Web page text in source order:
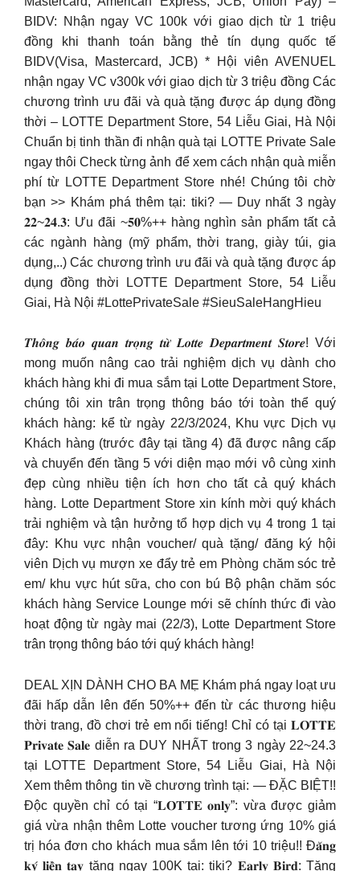
BIDV: Nhận ngay VC 100k với giao dịch từ 1 triệu
đồng khi thanh toán bằng thẻ tín dụng quốc tế
BIDV(Visa, Mastercard, JCB) * Hội viên AVENUEL
nhận ngay VC v300k với giao dịch từ 3 triệu đồng Các
chương trình ưu đãi và quà tặng được áp dụng đồng
thời – LOTTE Department Store, 54 Liễu Giai, Hà Nội
Chuẩn bị tinh thần đi nhận quà tại LOTTE Private Sale
ngay thôi Check từng ảnh để xem cách nhận quà miễn
phí từ LOTTE Department Store nhé! Chúng tôi chờ
bạn >> Khám phá thêm tại: tiki? — Duy nhất 3 ngày
𝟐𝟐~𝟐𝟒.𝟑: Ưu đãi ~𝟓𝟎%++ hàng nghìn sản phẩm tất cả
các ngành hàng (mỹ phẩm, thời trang, giày túi, gia
dụng,..) Các chương trình ưu đãi và quà tặng được áp
dụng đồng thời LOTTE Department Store, 54 Liễu
Giai, Hà Nội #LottePrivateSale #SieuSaleHangHieu
𝑻𝒉𝒐̂𝒏𝒈 𝒃𝒂́𝒐 𝒒𝒖𝒂𝒏 𝒕𝒓𝒐̣𝒏𝒈 𝒕𝒖̛̀ 𝑳𝒐𝒕𝒕𝒆 𝑫𝒆𝒑𝒂𝒓𝒕𝒎𝒆𝒏𝒕 𝑺𝒕𝒐𝒓𝒆! Với
mong muốn nâng cao trải nghiệm dịch vụ dành cho
khách hàng khi đi mua sắm tại Lotte Department Store,
chúng tôi xin trân trọng thông báo tới toàn thể quý
khách hàng: kể từ ngày 22/3/2024, Khu vực Dịch vụ
Khách hàng (trước đây tại tầng 4) đã được nâng cấp
và chuyển đến tầng 5 với diện mạo mới vô cùng xinh
đẹp cùng nhiều tiện ích hơn cho tất cả quý khách
hàng. Lotte Department Store xin kính mời quý khách
trải nghiệm và tận hưởng tổ hợp dịch vụ 4 trong 1 tại
đây: Khu vực nhận voucher/ quà tặng/ đăng ký hội
viên Dịch vụ mượn xe đẩy trẻ em Phòng chăm sóc trẻ
em/ khu vực hút sữa, cho con bú Bộ phận chăm sóc
khách hàng Service Lounge mới sẽ chính thức đi vào
hoạt động từ ngày mai (22/3), Lotte Department Store
trân trọng thông báo tới quý khách hàng!
DEAL XỊN DÀNH CHO BA MẸ Khám phá ngay loạt ưu
đãi hấp dẫn lên đến 50%++ đến từ các thương hiệu
thời trang, đồ chơi trẻ em nổi tiếng! Chỉ có tại 𝐋𝐎𝐓𝐓𝐄
𝐏𝐫𝐢𝐯𝐚𝐭𝐞 𝐒𝐚𝐥𝐞 diễn ra DUY NHẤT trong 3 ngày 22~24.3
tại LOTTE Department Store, 54 Liễu Giai, Hà Nội
Xem thêm thông tin về chương trình tại: — ĐẶC BIỆT!!
Độc quyền chỉ có tại “𝐋𝐎𝐓𝐓𝐄 𝐨𝐧𝐥𝐲”: vừa được giảm
giá vừa nhận thêm Lotte voucher tương ứng 10% giá
trị hóa đơn cho khách mua sắm lên tới 10 triệu!! Đ𝐚̆𝐧𝐠
𝐤𝐲́ 𝐥𝐢𝐞̂̀𝐧 𝐭𝐚𝐲 tặng ngay 100K tại: tiki? 𝐄𝐚𝐫𝐥𝐲 𝐁𝐢𝐫𝐝: Tặng